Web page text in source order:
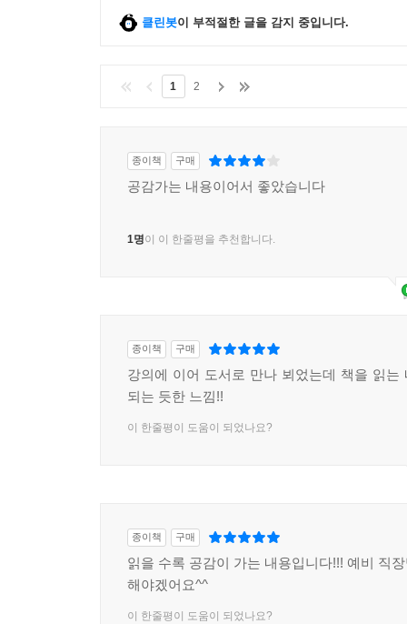
죽을 때까지 이자 받는 ‘셀프 이자 시스템’을 만들어
열등감을 떼고 자신감을 붙여라
여행을 떠나려면 ‘시스템’부터 가동시켜
당찬 여자의 여행은 뭔가 달라도 달라! "
클린봇이 부적절한 글을 감지 중입니다.
1 2
종이책 구매
공감가는 내용이어서 좋았습니다
1명이 이 한줄평을 추천합니다.
종이책 구매
강의에 이어 도서로 만나 뵈었는데 책을 읽는
되는 듯한 느낌!!
이 한줄평이 도움이 되었나요?
종이책 구매
읽을 수록 공감이 가는 내용입니다!!! 예비 직
해야겠어요^^
이 한줄평이 도움이 되었나요?